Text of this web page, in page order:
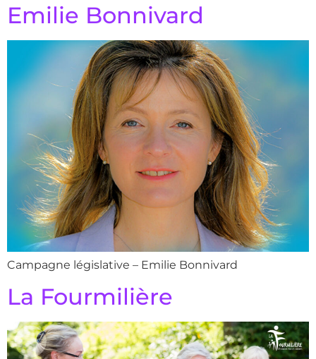
Emilie Bonnivard
Campagne législative – Emilie Bonnivard
La Fourmilière